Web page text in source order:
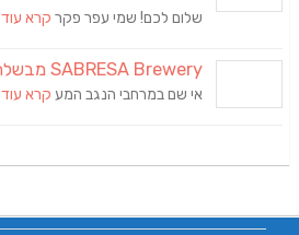
שלום לכם! שמי עפר פקר קרא עוד
SABRESA Brewery מבשלת שיכר | מבשלת בירה
אי שם במרחבי הנגב המע קרא עוד